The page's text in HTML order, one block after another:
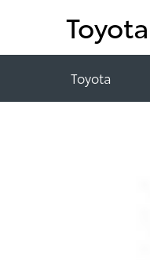
Toyota